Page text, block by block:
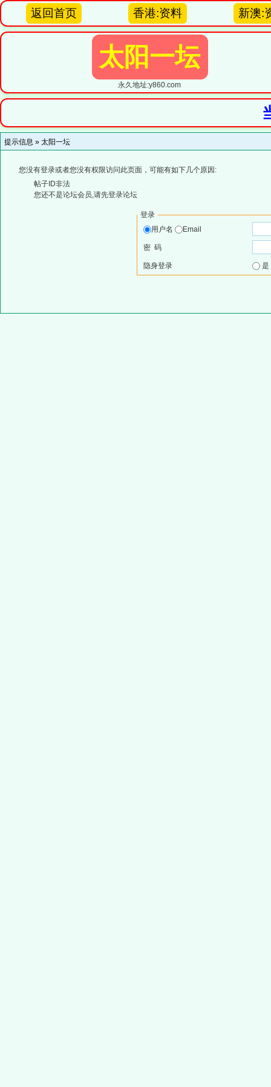
返回首页 香港:资料 新澳:
太阳一坛
永久地址:y860.com
提示信息 » 太阳一坛
您没有登录或者您没有权限访问此页面，可能有如下几个原因:
帖子ID非法
您还不是论坛会员,请先登录论坛
登录
用户名
Email
密 码
隐身登录